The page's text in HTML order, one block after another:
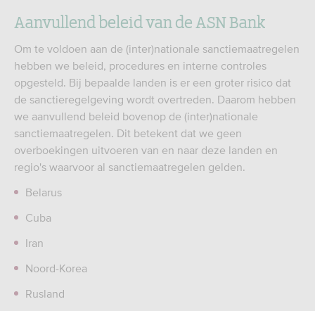
Aanvullend beleid van de ASN Bank
Om te voldoen aan de (inter)nationale sanctiemaatregelen
hebben we beleid, procedures en interne controles
opgesteld. Bij bepaalde landen is er een groter risico dat
de sanctieregelgeving wordt overtreden. Daarom hebben
we aanvullend beleid bovenop de (inter)nationale
sanctiemaatregelen. Dit betekent dat we geen
overboekingen uitvoeren van en naar deze landen en
regio's waarvoor al sanctiemaatregelen gelden.
Belarus
Cuba
Iran
Noord-Korea
Rusland